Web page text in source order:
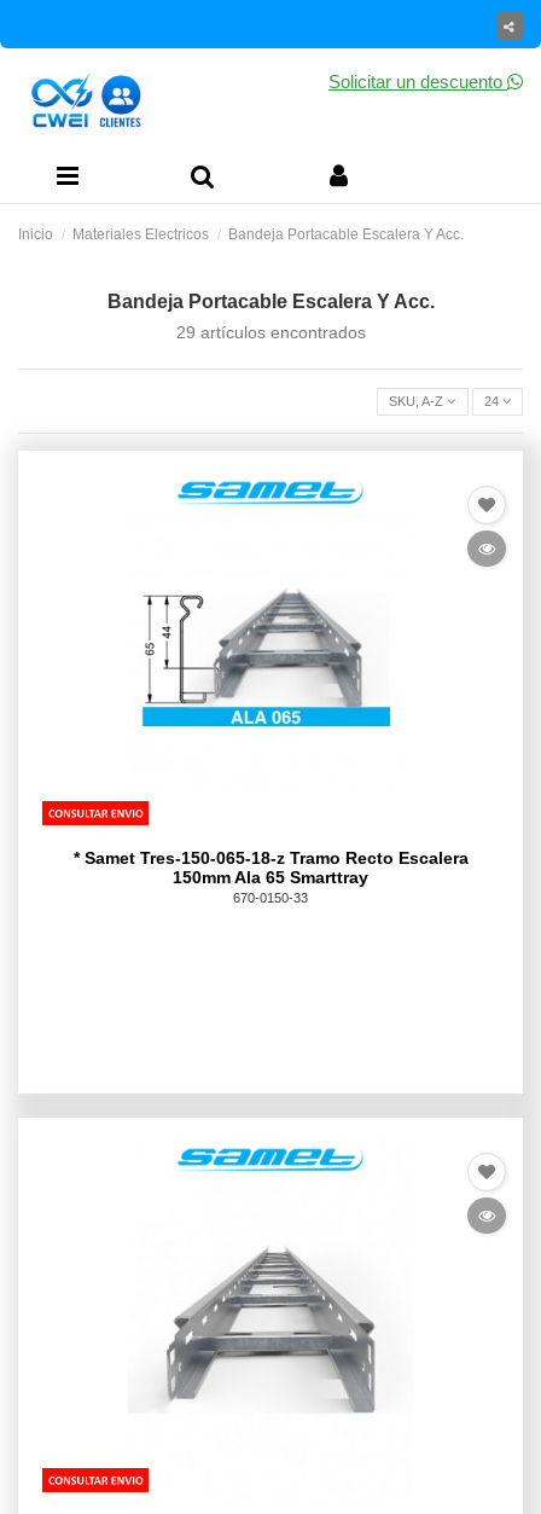
Solicitar un descuento
Inicio Materiales Electricos Bandeja Portacable Escalera Y Acc.
Bandeja Portacable Escalera Y Acc.
29 artículos encontrados
SKU, A-Z
* Samet Tres-150-065-18-z Tramo Recto Escalera
150mm Ala 65 Smarttray
670-0150-33